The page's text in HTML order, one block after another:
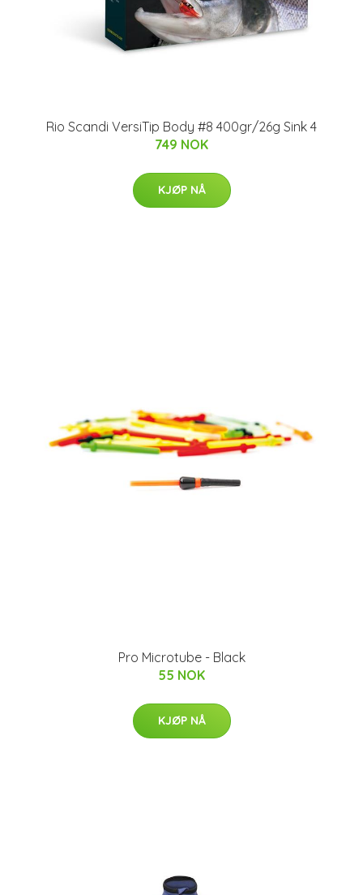
Rio Scandi VersiTip Body #8 400gr/26g Sink 4
749 NOK
KJØP NÅ
Pro Microtube - Black
55 NOK
KJØP NÅ